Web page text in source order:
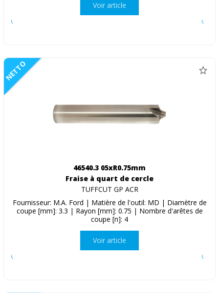
Voir article
NETTO
46540.3 05xR0.75mm
Fraise à quart de cercle
TUFFCUT GP ACR
Fournisseur: M.A. Ford | Matière de l'outil: MD | Diamètre de
coupe [mm]: 3.3 | Rayon [mm]: 0.75 | Nombre d'arêtes de
coupe [n]: 4
Voir article